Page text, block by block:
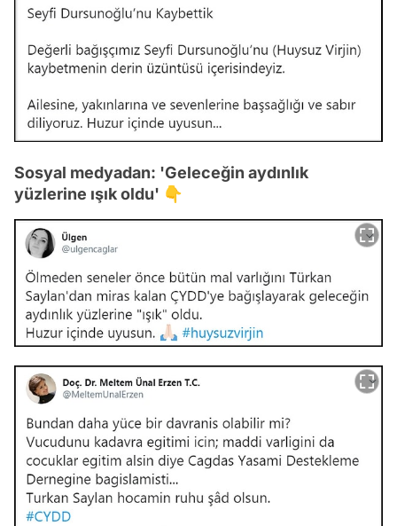
Sosyal medyadan: 'Geleceğin aydınlık
yüzlerine ışık oldu' 👇